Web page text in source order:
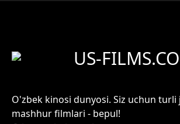
US-
O'zbek kinosi dunyosi. Siz uchun
mashhur filmlari - bepul!